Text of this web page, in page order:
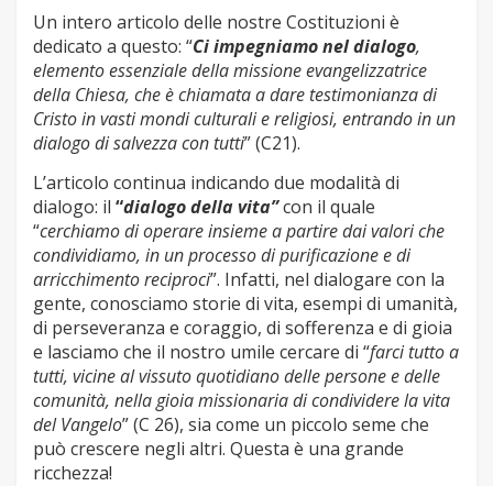
Un intero articolo delle nostre Costituzioni è
dedicato a questo: “Ci impegniamo nel dialogo,
elemento essenziale della missione evangelizzatrice
della Chiesa, che è chiamata a dare testimonianza di
Cristo in vasti mondi culturali e religiosi, entrando in un
dialogo di salvezza con tutti” (C21).
L’articolo continua indicando due modalità di
dialogo: il “dialogo della vita”con il quale
“cerchiamo di operare insieme a partire dai valori che
condividiamo, in un processo di purificazione e di
arricchimento reciproci”. Infatti, nel dialogare con la
gente, conosciamo storie di vita, esempi di umanità,
di perseveranza e coraggio, di sofferenza e di gioia
e lasciamo che il nostro umile cercare di “farci tutto a
tutti, vicine al vissuto quotidiano delle persone e delle
comunità, nella gioia missionaria di condividere la vita
del Vangelo” (C 26), sia come un piccolo seme che
può crescere negli altri. Questa è una grande
ricchezza!